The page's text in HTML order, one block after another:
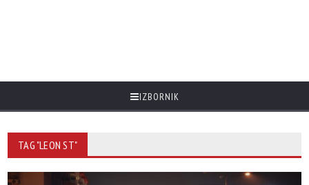
IZBORNIK
TAG "LEON ST"